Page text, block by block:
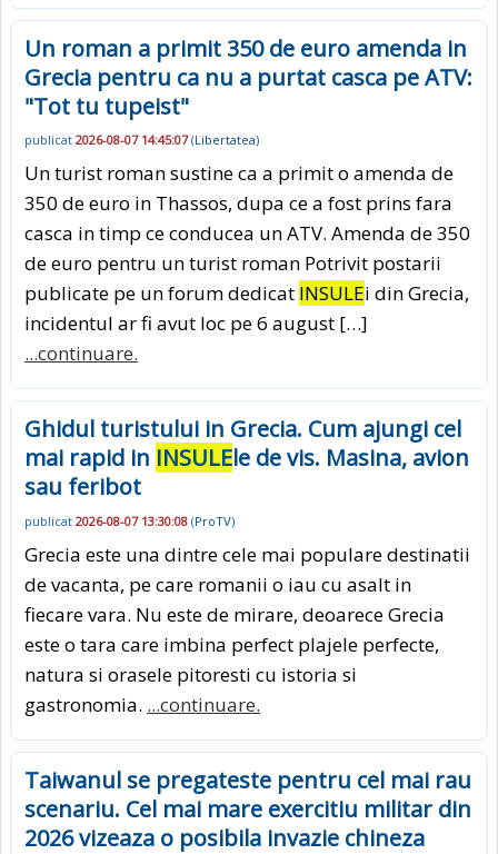
Un roman a primit 350 de euro amenda in
Grecia pentru ca nu a purtat casca pe ATV:
"Tot tu tupeist"
publicat 2026-08-07 14:45:07(Libertatea)
Un turist roman sustine ca a primit o amenda de
350 de euro in Thassos, dupa ce a fost prins fara
casca in timp ce conducea un ATV. Amenda de 350
de euro pentru un turist roman Potrivit postarii
publicate pe un forum dedicat INSULEi din Grecia,
incidentul ar fi avut loc pe 6 august […]
...continuare.
Ghidul turistului in Grecia. Cum ajungi cel
mai rapid in INSULEle de vis. Masina, avion
sau feribot
publicat 2026-08-07 13:30:08 (ProTV)
Grecia este una dintre cele mai populare destinatii
de vacanta, pe care romanii o iau cu asalt in
fiecare vara. Nu este de mirare, deoarece Grecia
este o tara care imbina perfect plajele perfecte,
natura si orasele pitoresti cu istoria si
gastronomia. ...continuare.
Taiwanul se pregateste pentru cel mai rau
scenariu. Cel mai mare exercitiu militar din
2026 vizeaza o posibila invazie chineza